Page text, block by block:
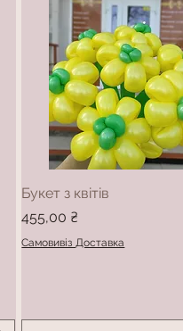
Букет з квітів
Ціна
455,00 ₴
Самовивіз Доставка